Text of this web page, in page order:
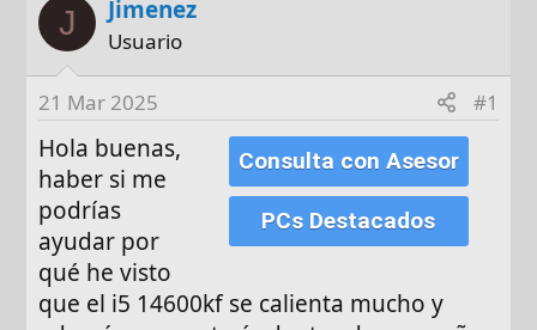
t
o
r
c
h
e
J Jimenez
Usuario
21 Mar 2025 #1
Consulta con Asesor
PCs Destacados
Hola buenas,
haber si me
podrías
ayudar por
qué he visto
que el i5 14600kf se calienta mucho y